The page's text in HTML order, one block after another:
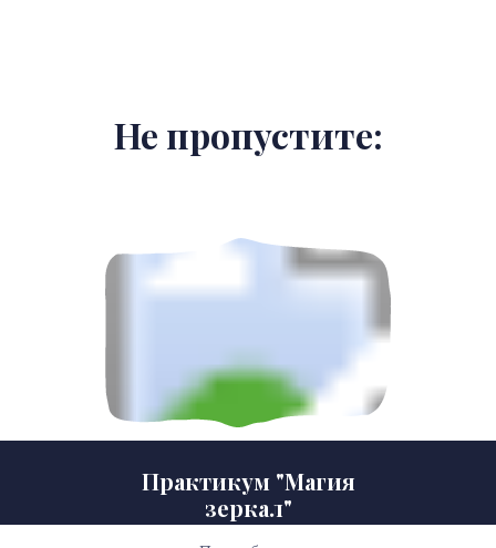
Не пропустите:
Практикум "Магия
зеркал"